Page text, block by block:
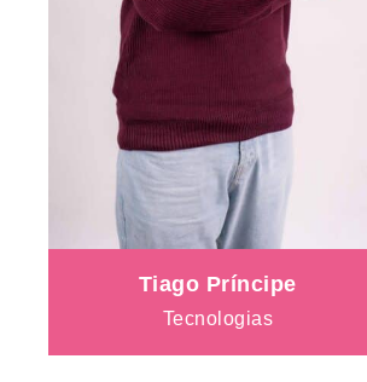
Tiago Príncipe
Tecnologias